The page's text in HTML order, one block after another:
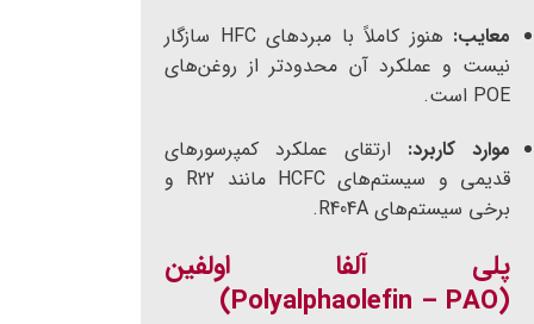
معایب:
هنوز کاملاً با مبردهای HFC سازگار
نیست و عملکرد آن محدودتر از روغن‌های
POE است.
موارد کاربرد: ارتقای عملکرد کمپرسورهای
قدیمی و سیستم‌های HCFC مانند R22 و
برخی سیستم‌های R404A.
پلی آلفا اولفین
(Polyalphaolefin – PAO)